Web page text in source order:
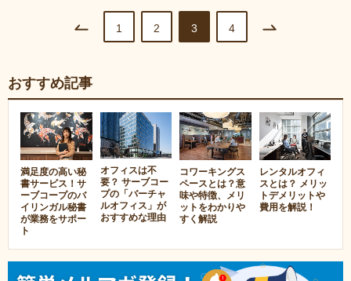
1 2 3 4
おすすめ記事
満足度の高い秘
書サービス！サ
ーブコープのバ
イリンガル秘書
が業務をサポー
ト
オフィスは不
要？ サーブコー
プの「バーチャ
ルオフィス」が
おすすめな理由
コワーキングス
ペースとは？意
味や特徴、メリ
ットをわかりや
すく解説
レンタルオフィ
スとは？ メリッ
トデメリットや
費用を解説！